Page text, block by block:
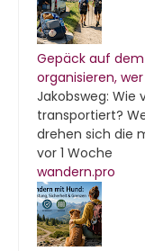
Gepäck auf dem
organisieren,
Jakobsweg: Wie
transportiert?
drehen sich die
vor 1 Woche
wandern.pro